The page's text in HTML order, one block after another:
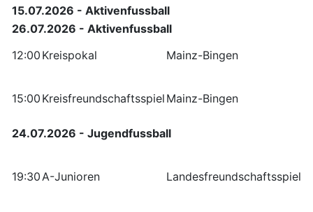
15.07.2026 - Aktivenfussball
26.07.2026 - Aktivenfussball
12:00 Kreispokal Mainz-Bingen
15:00 Kreisfreundschaftsspiel Mainz-Bingen
24.07.2026 - Jugendfussball
19:30 A-Junioren Landesfreundschaftsspiel